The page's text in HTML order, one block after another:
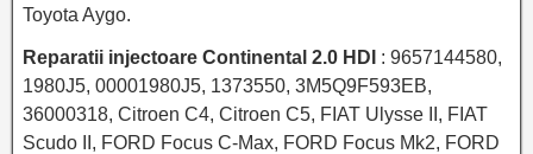
Toyota Aygo.
Reparatii injectoare Continental 2.0 HDI : 9657144580,
1980J5, 00001980J5, 1373550, 3M5Q9F593EB,
36000318, Citroen C4, Citroen C5, FIAT Ulysse II, FIAT
Scudo II, FORD Focus C-Max, FORD Focus Mk2, FORD